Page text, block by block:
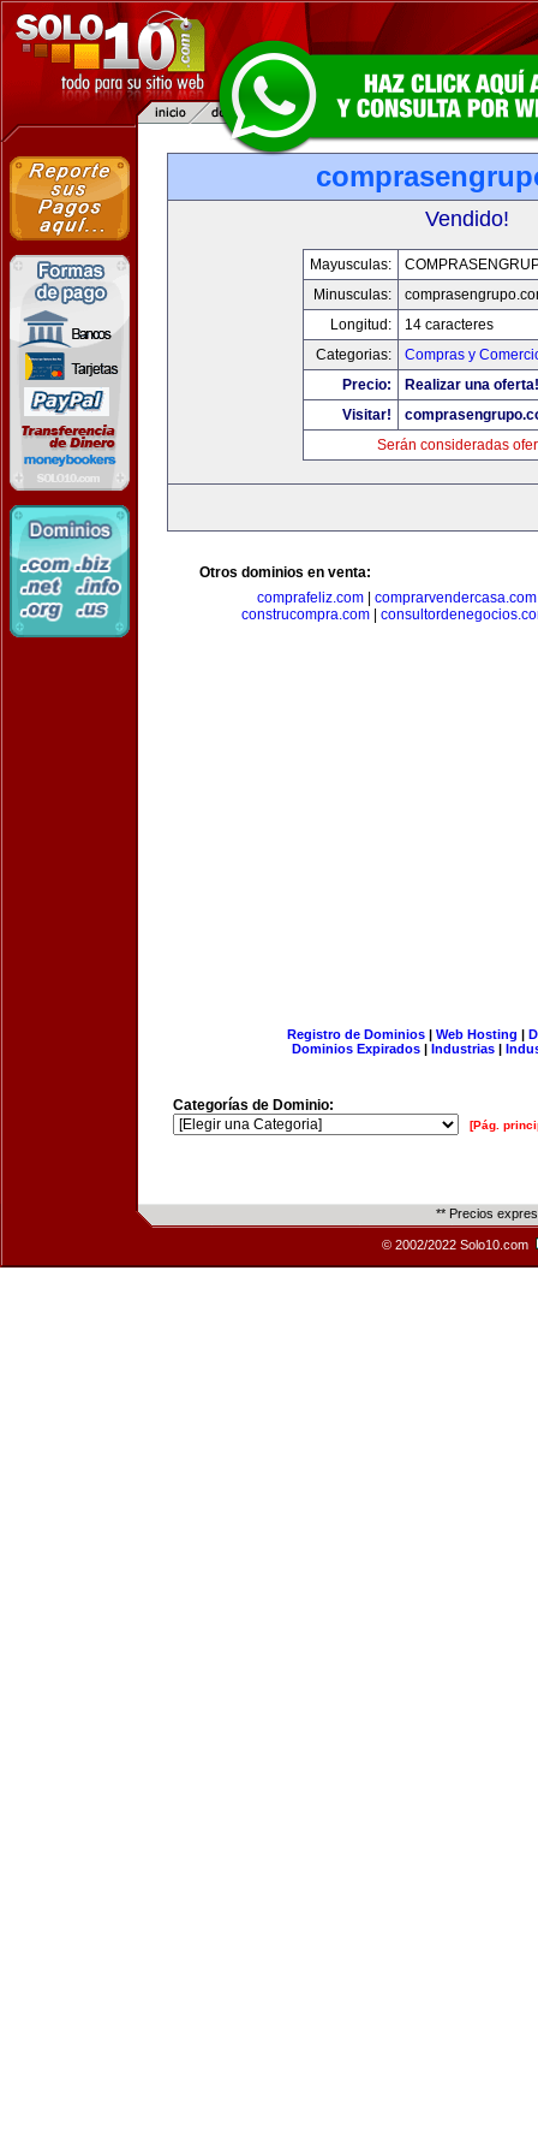
Vendido!
Mayusculas:
Minusculas:
Longitud:
14 caracteres
Categorias:
Compras y
Precio:
Realizar una oferta!
Visitar!
Serán consideradas
Otros dominios en venta:
comprafeliz.com| comprarvendercasa.com
construcompra.com|
Registro de Dominios| Web Hosting |
Dominios Expirados | Industrias |
Categorías de Dominio:
[Pág.
** Precios
© 2002/2022 Solo10.com